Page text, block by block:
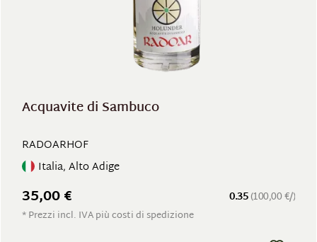
Acquavite di Sambuco
RADOARHOF
Italia, Alto Adige
0.35(100,00 €/)
35,00 €
* Prezzi incl. IVA più costi di spedizione